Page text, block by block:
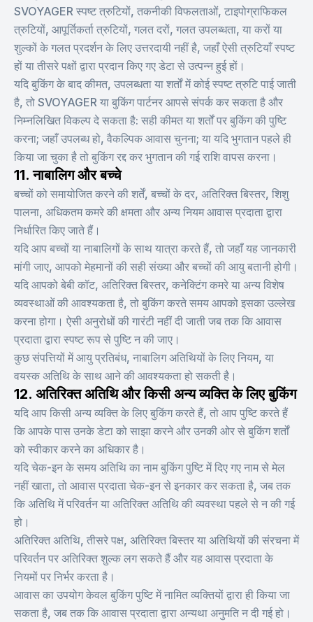
SVOYAGER स्पष्ट त्रुटियों, तकनीकी विफलताओं, टाइपोग्राफिकल
त्रुटियों, आपूर्तिकर्ता त्रुटियों, गलत दरों, गलत उपलब्धता, या करों या
शुल्कों के गलत प्रदर्शन के लिए उत्तरदायी नहीं है, जहाँ ऐसी त्रुटियाँ स्पष्ट
हों या तीसरे पक्षों द्वारा प्रदान किए गए डेटा से उत्पन्न हुई हों।
यदि बुकिंग के बाद कीमत, उपलब्धता या शर्तों में कोई स्पष्ट त्रुटि पाई जाती
है, तो SVOYAGER या बुकिंग पार्टनर आपसे संपर्क कर सकता है और
निम्नलिखित विकल्प दे सकता है: सही कीमत या शर्तों पर बुकिंग की पुष्टि
करना; जहाँ उपलब्ध हो, वैकल्पिक आवास चुनना; या यदि भुगतान पहले ही
किया जा चुका है तो बुकिंग रद्द कर भुगतान की गई राशि वापस करना।
11. नाबालिग और बच्चे
बच्चों को समायोजित करने की शर्तें, बच्चों के दर, अतिरिक्त बिस्तर, शिशु
पालना, अधिकतम कमरे की क्षमता और अन्य नियम आवास प्रदाता द्वारा
निर्धारित किए जाते हैं।
यदि आप बच्चों या नाबालिगों के साथ यात्रा करते हैं, तो जहाँ यह जानकारी
मांगी जाए, आपको मेहमानों की सही संख्या और बच्चों की आयु बतानी होगी।
यदि आपको बेबी कॉट, अतिरिक्त बिस्तर, कनेक्टिंग कमरे या अन्य विशेष
व्यवस्थाओं की आवश्यकता है, तो बुकिंग करते समय आपको इसका उल्लेख
करना होगा। ऐसी अनुरोधों की गारंटी नहीं दी जाती जब तक कि आवास
प्रदाता द्वारा स्पष्ट रूप से पुष्टि न की जाए।
कुछ संपत्तियों में आयु प्रतिबंध, नाबालिग अतिथियों के लिए नियम, या
वयस्क अतिथि के साथ आने की आवश्यकता हो सकती है।
12. अतिरिक्त अतिथि और किसी अन्य व्यक्ति के लिए बुकिंग
यदि आप किसी अन्य व्यक्ति के लिए बुकिंग करते हैं, तो आप पुष्टि करते हैं
कि आपके पास उनके डेटा को साझा करने और उनकी ओर से बुकिंग शर्तों
को स्वीकार करने का अधिकार है।
यदि चेक-इन के समय अतिथि का नाम बुकिंग पुष्टि में दिए गए नाम से मेल
नहीं खाता, तो आवास प्रदाता चेक-इन से इनकार कर सकता है, जब तक
कि अतिथि में परिवर्तन या अतिरिक्त अतिथि की व्यवस्था पहले से न की गई
हो।
अतिरिक्त अतिथि, तीसरे पक्ष, अतिरिक्त बिस्तर या अतिथियों की संरचना में
परिवर्तन पर अतिरिक्त शुल्क लग सकते हैं और यह आवास प्रदाता के
नियमों पर निर्भर करता है।
आवास का उपयोग केवल बुकिंग पुष्टि में नामित व्यक्तियों द्वारा ही किया जा
सकता है, जब तक कि आवास प्रदाता द्वारा अन्यथा अनुमति न दी गई हो।